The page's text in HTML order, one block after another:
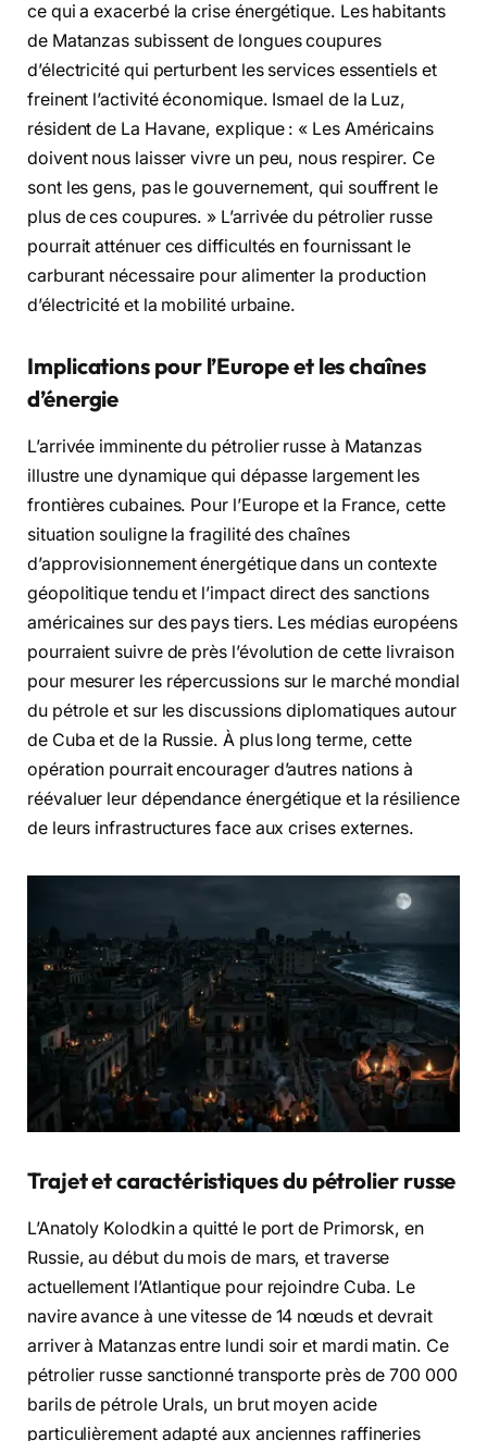
ce qui a exacerbé la crise énergétique. Les habitants
de Matanzas subissent de longues coupures
d’électricité qui perturbent les services essentiels et
freinent l’activité économique. Ismael de la Luz,
résident de La Havane, explique : « Les Américains
doivent nous laisser vivre un peu, nous respirer. Ce
sont les gens, pas le gouvernement, qui souffrent le
plus de ces coupures. » L’arrivée du pétrolier russe
pourrait atténuer ces difficultés en fournissant le
carburant nécessaire pour alimenter la production
d’électricité et la mobilité urbaine.
Implications pour l’Europe et les chaînes
d’énergie
L’arrivée imminente du pétrolier russe à Matanzas
illustre une dynamique qui dépasse largement les
frontières cubaines. Pour l’Europe et la France, cette
situation souligne la fragilité des chaînes
d’approvisionnement énergétique dans un contexte
géopolitique tendu et l’impact direct des sanctions
américaines sur des pays tiers. Les médias européens
pourraient suivre de près l’évolution de cette livraison
pour mesurer les répercussions sur le marché mondial
du pétrole et sur les discussions diplomatiques autour
de Cuba et de la Russie. À plus long terme, cette
opération pourrait encourager d’autres nations à
réévaluer leur dépendance énergétique et la résilience
de leurs infrastructures face aux crises externes.
Trajet et caractéristiques du pétrolier russe
L’Anatoly Kolodkin a quitté le port de Primorsk, en
Russie, au début du mois de mars, et traverse
actuellement l’Atlantique pour rejoindre Cuba. Le
navire avance à une vitesse de 14 nœuds et devrait
arriver à Matanzas entre lundi soir et mardi matin. Ce
pétrolier russe sanctionné transporte près de 700 000
barils de pétrole Urals, un brut moyen acide
particulièrement adapté aux anciennes raffineries